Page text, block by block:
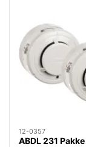
12-0357
ABDL 231 Pakke